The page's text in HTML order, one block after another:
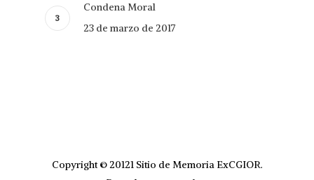
Condena Moral
23 de marzo de 2017
Copyright © 20121 Sitio de Memoria ExCGIOR.